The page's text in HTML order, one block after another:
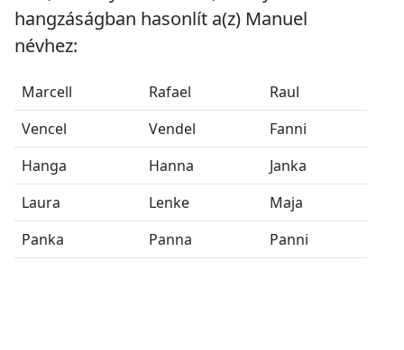
hangzáságban hasonlít a(z) Manuel
névhez:
Marcell Rafael
Raul
Vencel
Vendel
Fanni
Hanga
Hanna
Janka
Laura
Lenke
Maja
Panka
Panna Panni